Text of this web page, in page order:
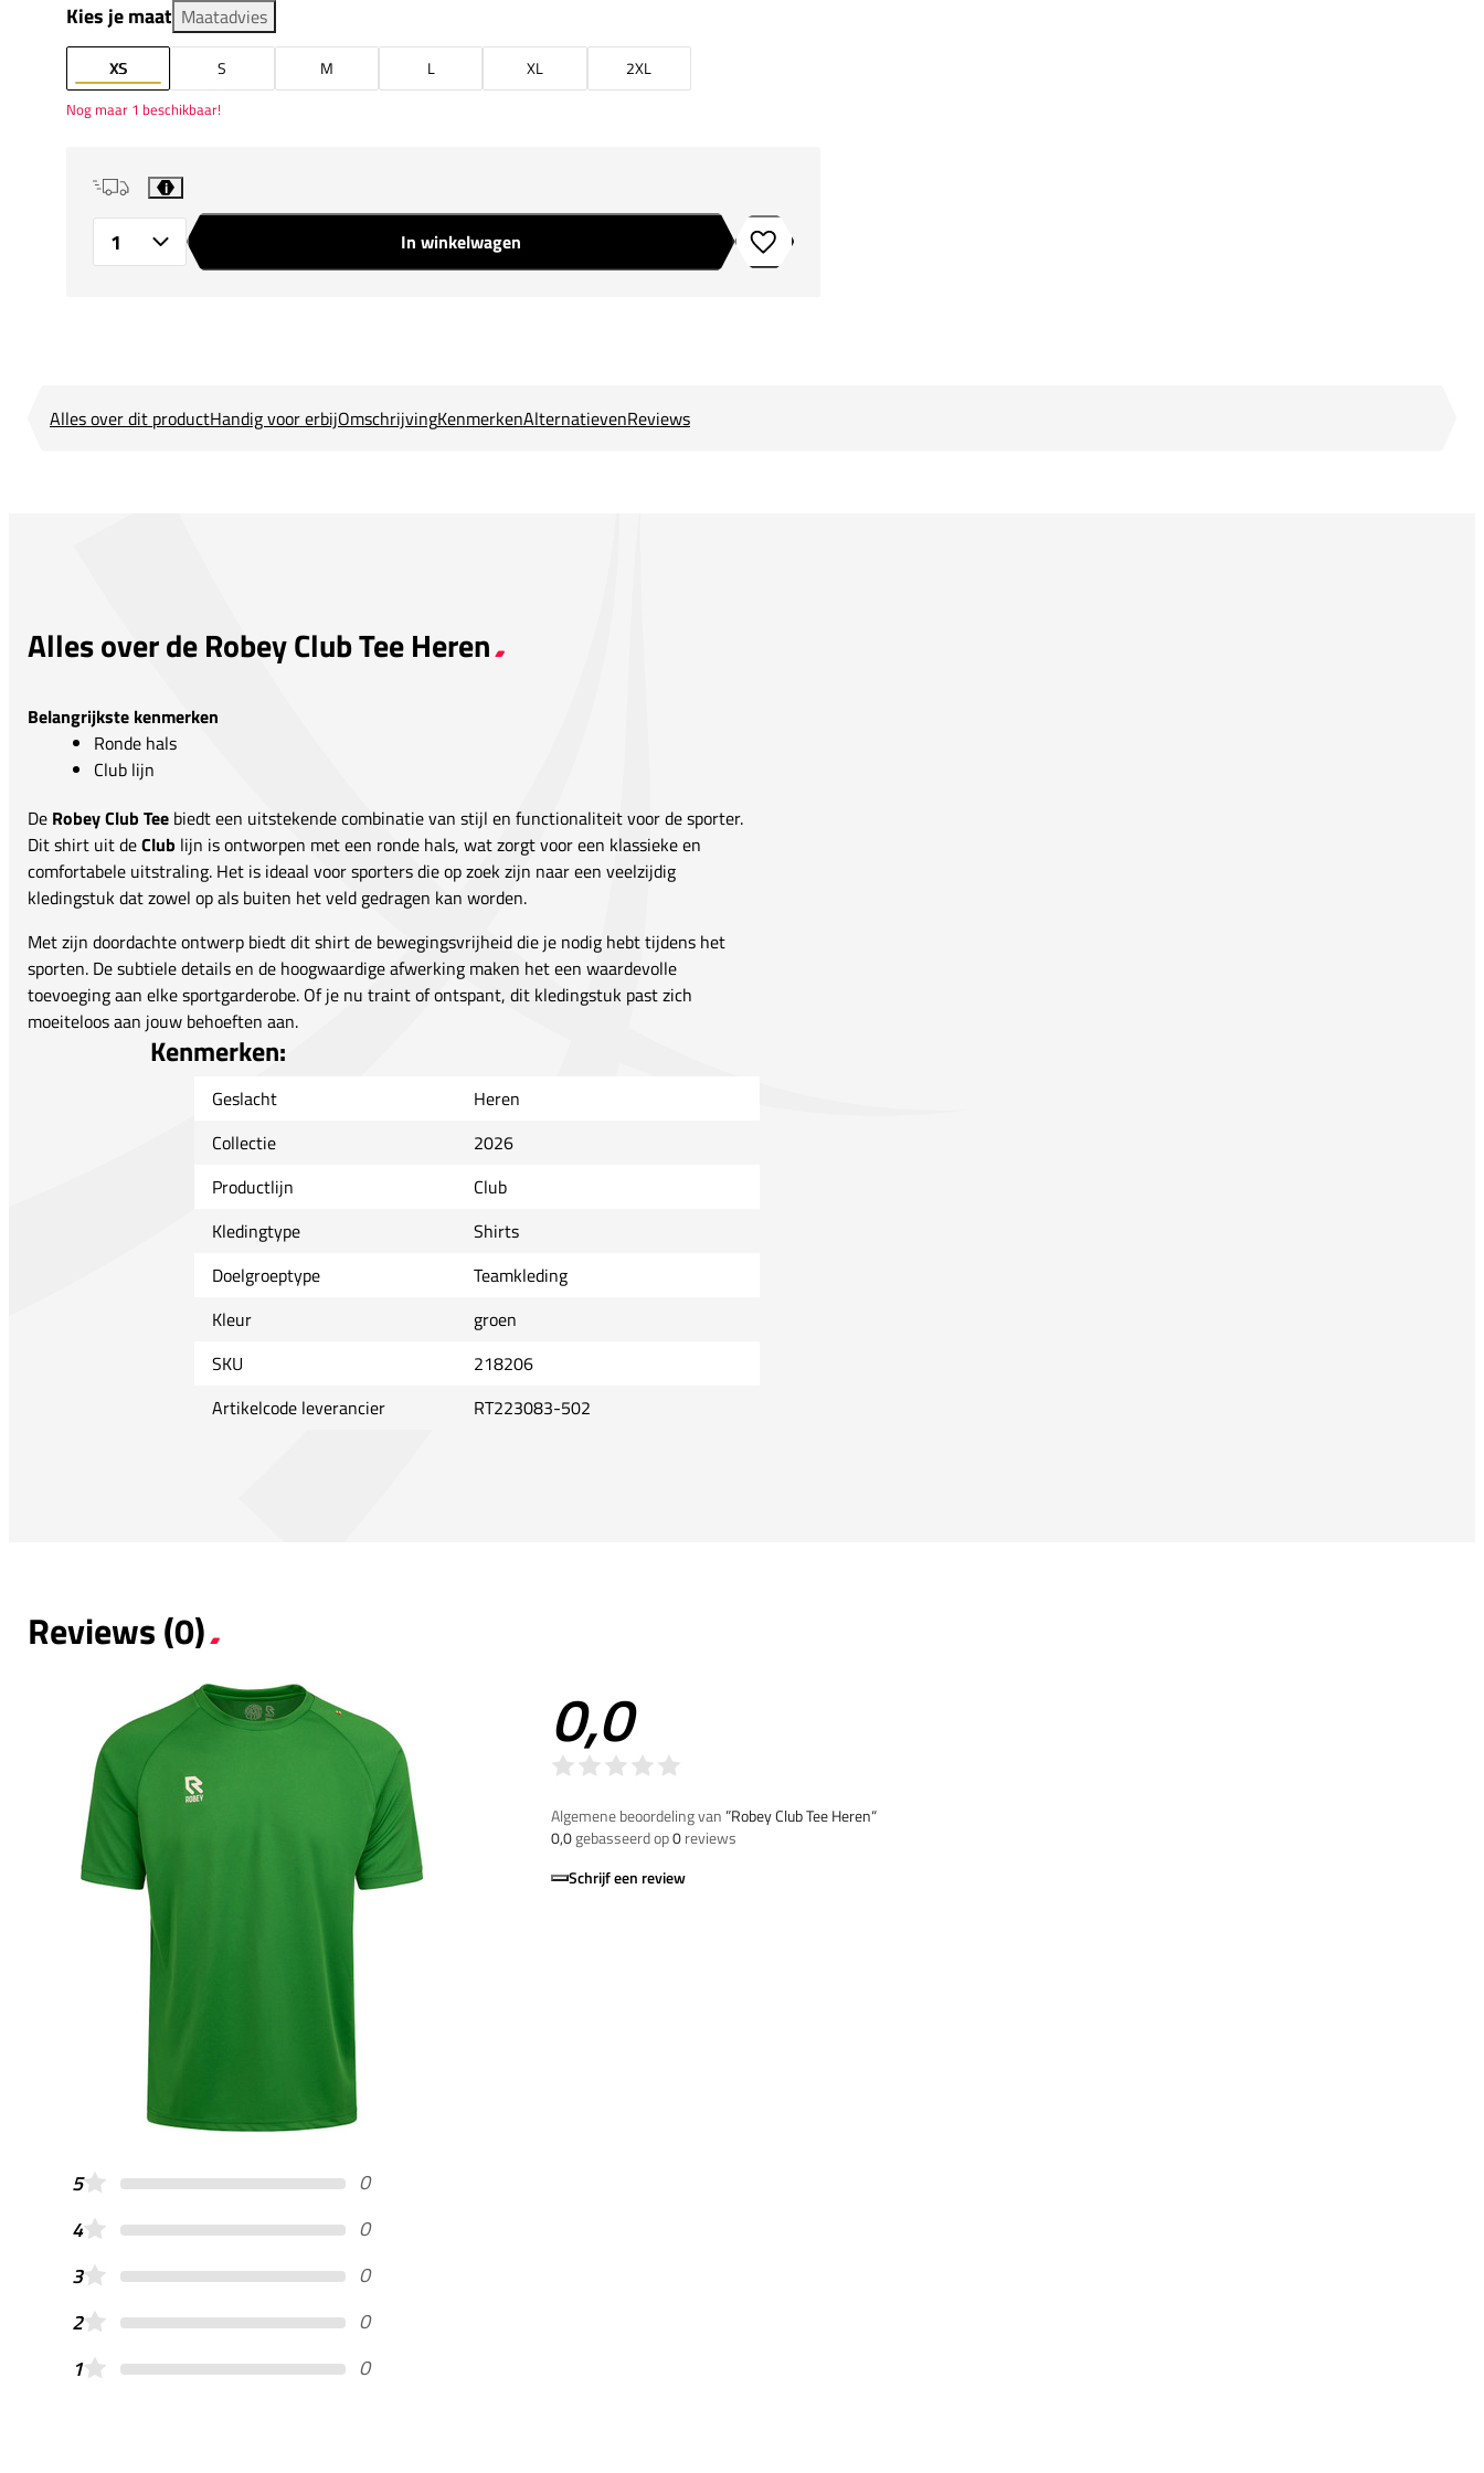
Kies je maat Maatadvies
XS S M L XL 2XL
Nog maar 1 beschikbaar!
i
In winkelwagen Toevoegen aan verlanglijstje
Alles over dit productHandig voor erbijOmschrijvingKenmerkenAlternatievenReviews
Alles over de Robey Club Tee Heren
Belangrijkste kenmerken
Ronde hals
Club lijn
De Robey Club Tee biedt een uitstekende combinatie van stijl en functionaliteit voor de sporter.
Dit shirt uit deClub lijn is ontworpen met een ronde hals, wat zorgt voor een klassieke en
comfortabele uitstraling. Het is ideaal voor sporters die op zoek zijn naar een veelzijdig
kledingstuk dat zowel op als buiten het veld gedragen kan worden.
Met zijn doordachte ontwerp biedt dit shirt de bewegingsvrijheid die je nodig hebt tijdens het
sporten. De subtiele details en de hoogwaardige afwerking maken het een waardevolle
toevoeging aan elke sportgarderobe. Of je nu traint of ontspant, dit kledingstuk past zich
moeiteloos aan jouw behoeften aan.
Kenmerken:
Geslacht
Heren
Collectie
2026
Productlijn
Club
Kledingtype
Shirts
Doelgroeptype
Teamkleding
Kleur
groen
SKU
218206
Artikelcode leverancier
RT223083-502
Reviews (0)
0,0
Algemene beoordeling van”Robey Club Tee Heren“
0,0gebasseerd op0reviews
Schrijf een review
5
0
4
0
3
0
2
0
1
0